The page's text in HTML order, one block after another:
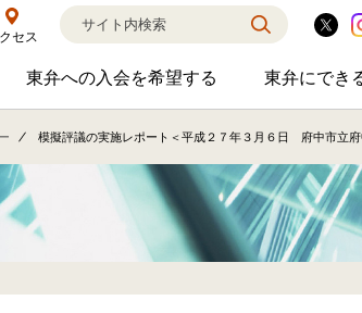
セス
するのサブメニューを開閉
東弁への入会を希望する東弁への入会を希望するのサ
東弁にでき
東
模擬評議の実施レポート＜平成２７年３月６日 府中市立府